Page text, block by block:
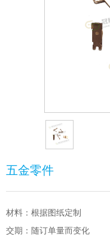
五金零件
材料：根据图纸定制
交期：随订单量而变化